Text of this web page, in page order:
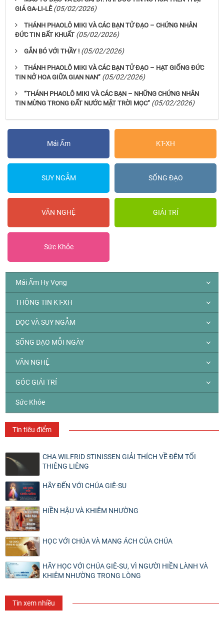
GIÁ GA-LI-LÊ (05/02/2026)
THÁNH PHAOLÔ MIKI VÀ CÁC BẠN TỬ ĐẠO – CHỨNG NHÂN
ĐỨC TIN BẤT KHUẤT (05/02/2026)
GẮN BÓ VỚI THẦY ! (05/02/2026)
THÁNH PHAOLÔ MIKI VÀ CÁC BẠN TỬ ĐẠO – HẠT GIỐNG ĐỨC
TIN NỞ HOA GIỮA GIAN NAN” (05/02/2026)
“THÁNH PHAOLÔ MIKI VÀ CÁC BẠN – NHỮNG CHỨNG NHÂN
TIN MỪNG TRONG ĐẤT NƯỚC MẶT TRỜI MỌC” (05/02/2026)
Mái Ấm KT-XH
SUY NGẪM SỐNG ĐẠO
VĂN NGHỆ GIẢI TRÍ
Sức Khỏe
Mái Ấm Hy Vọng
THÔNG TIN KT-XH
ĐỌC VÀ SUY NGẪM
SỐNG ĐẠO MỖI NGÀY
VĂN NGHỆ
GÓC GIẢI TRÍ
Sức Khỏe
Tin tiêu điểm
CHA WILFRID STINISSEN GIẢI THÍCH VỀ ĐÊM TỐI
THIÊNG LIÊNG
HÃY ĐẾN VỚI CHÚA GIÊ-SU
HIỀN HẬU VÀ KHIÊM NHƯỜNG
HỌC VỚI CHÚA VÀ MANG ÁCH CỦA CHÚA
HÃY HỌC VỚI CHÚA GIÊ-SU, VÌ NGƯỜI HIỀN LÀNH VÀ
KHIÊM NHƯỜNG TRONG LÒNG
Tin xem nhiều